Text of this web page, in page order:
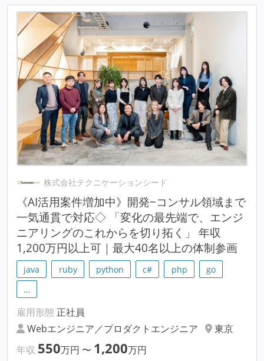
株式会社テクニケーションシード
《AI活用案件増加中》開発~コンサル領域まで
一気通貫で対応◇ 「変化の最先端で、エンジ
ニアリングのこれからを切り拓く」 年収
1,200万円以上可｜最大40名以上の体制参画
java ruby python c# php
go
…
雇用形態 正社員
Webエンジニア／プロダクトエンジニア
東京
年収 550万円 〜 1,200万円